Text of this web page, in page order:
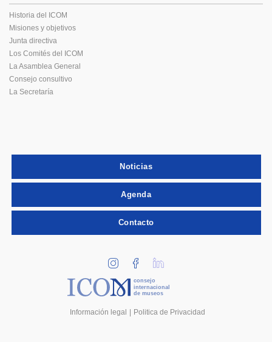
Historia del ICOM
Misiones y objetivos
Junta directiva
Los Comités del ICOM
La Asamblea General
Consejo consultivo
La Secretaría
Noticias
Agenda
Contacto
consejo
internacional
de museos
Información legal Politica de Privacidad